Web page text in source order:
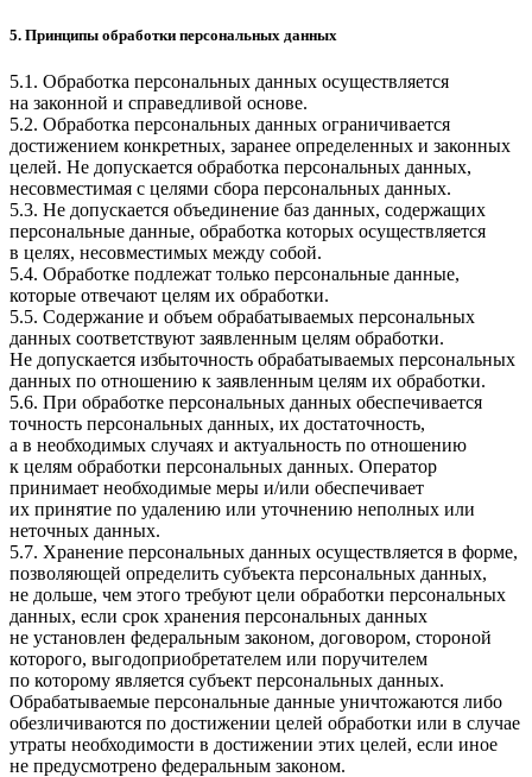
5. Принципы обработки персональных данных
5.1. Обработка персональных данных осуществляется
на законной и справедливой основе.
5.2. Обработка персональных данных ограничивается
достижением конкретных, заранее определенных и законных
целей. Не допускается обработка персональных данных,
несовместимая с целями сбора персональных данных.
5.3. Не допускается объединение баз данных, содержащих
персональные данные, обработка которых осуществляется
в целях, несовместимых между собой.
5.4. Обработке подлежат только персональные данные,
которые отвечают целям их обработки.
5.5. Содержание и объем обрабатываемых персональных
данных соответствуют заявленным целям обработки.
Не допускается избыточность обрабатываемых персональных
данных по отношению к заявленным целям их обработки.
5.6. При обработке персональных данных обеспечивается
точность персональных данных, их достаточность,
а в необходимых случаях и актуальность по отношению
к целям обработки персональных данных. Оператор
принимает необходимые меры и/или обеспечивает
их принятие по удалению или уточнению неполных или
неточных данных.
5.7. Хранение персональных данных осуществляется в форме,
позволяющей определить субъекта персональных данных,
не дольше, чем этого требуют цели обработки персональных
данных, если срок хранения персональных данных
не установлен федеральным законом, договором, стороной
которого, выгодоприобретателем или поручителем
по которому является субъект персональных данных.
Обрабатываемые персональные данные уничтожаются либо
обезличиваются по достижении целей обработки или в случае
утраты необходимости в достижении этих целей, если иное
не предусмотрено федеральным законом.